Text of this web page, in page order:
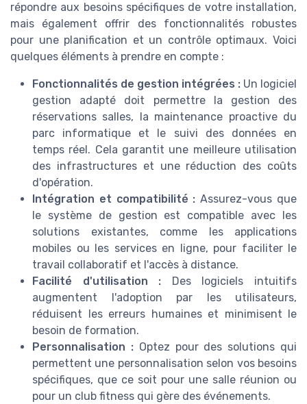
répondre aux besoins spécifiques de votre installation,
mais également offrir des fonctionnalités robustes
pour une planification et un contrôle optimaux. Voici
quelques éléments à prendre en compte :
Fonctionnalités de gestion intégrées : Un logiciel
gestion adapté doit permettre la gestion des
réservations salles, la maintenance proactive du
parc informatique et le suivi des données en
temps réel. Cela garantit une meilleure utilisation
des infrastructures et une réduction des coûts
d'opération.
Intégration et compatibilité : Assurez-vous que
le système de gestion est compatible avec les
solutions existantes, comme les applications
mobiles ou les services en ligne, pour faciliter le
travail collaboratif et l'accès à distance.
Facilité d'utilisation : Des logiciels intuitifs
augmentent l'adoption par les utilisateurs,
réduisent les erreurs humaines et minimisent le
besoin de formation.
Personnalisation :Optez pour des solutions qui
permettent une personnalisation selon vos besoins
spécifiques, que ce soit pour une salle réunion ou
pour un club fitness qui gère des événements.